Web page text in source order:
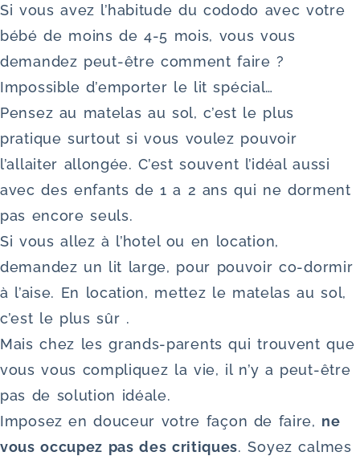
Si vous avez l’habitude du cododo avec votre
bébé de moins de 4-5 mois, vous vous
demandez peut-être comment faire ?
Impossible d’emporter le lit spécial…
Pensez au matelas au sol, c’est le plus
pratique surtout si vous voulez pouvoir
l’allaiter allongée. C’est souvent l’idéal aussi
avec des enfants de 1 a 2 ans qui ne dorment
pas encore seuls.
Si vous allez à l’hotel ou en location,
demandez un lit large, pour pouvoir co-dormir
à l’aise. En location, mettez le matelas au sol,
c’est le plus sûr .
Mais chez les grands-parents qui trouvent que
vous vous compliquez la vie, il n’y a peut-être
pas de solution idéale.
Imposez en douceur votre façon de faire, ne
vous occupez pas des critiques. Soyez calmes